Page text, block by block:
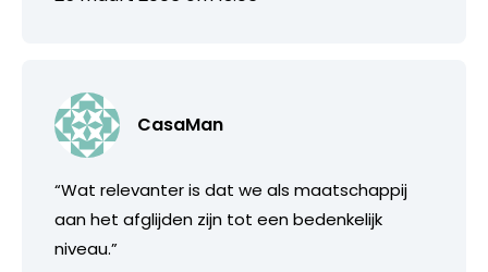
CasaMan
“Wat relevanter is dat we als maatschappij
aan het afglijden zijn tot een bedenkelijk
niveau.”